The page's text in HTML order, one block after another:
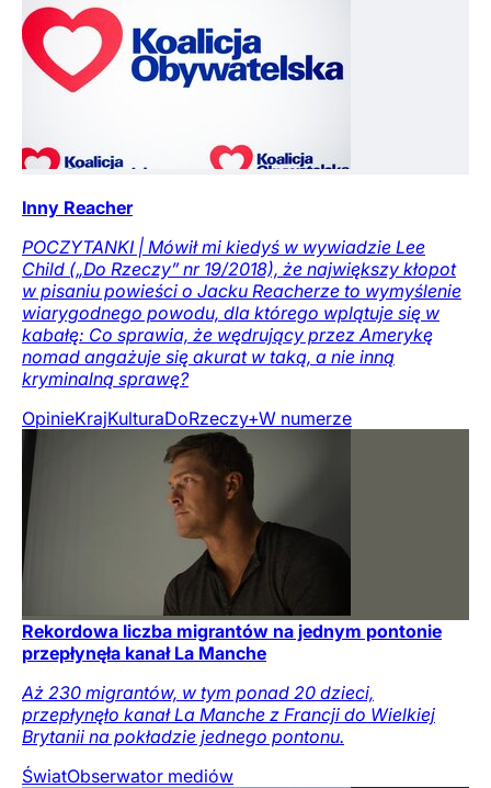
Inny Reacher
POCZYTANKI | Mówił mi kiedyś w wywiadzie Lee
Child („Do Rzeczy” nr 19/2018), że największy kłopot
w pisaniu powieści o Jacku Reacherze to wymyślenie
wiarygodnego powodu, dla którego wplątuje się w
kabałę: Co sprawia, że wędrujący przez Amerykę
nomad angażuje się akurat w taką, a nie inną
kryminalną sprawę?
OpinieKrajKulturaDoRzeczy+W numerze
Rekordowa liczba migrantów na jednym pontonie
przepłynęła kanał La Manche
Aż 230 migrantów, w tym ponad 20 dzieci,
przepłynęło kanał La Manche z Francji do Wielkiej
Brytanii na pokładzie jednego pontonu.
ŚwiatObserwator mediów